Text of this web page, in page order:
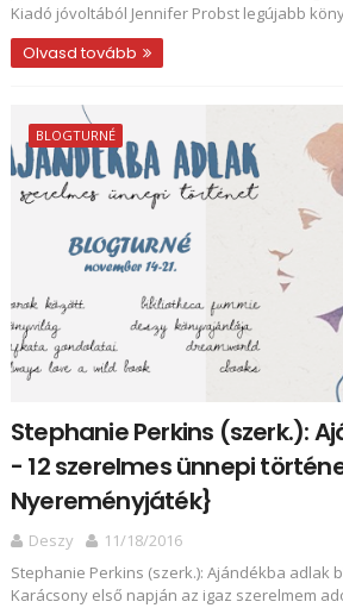
Kiadó jóvoltából Jennifer Probst legújabb
Olvasd tovább
BLOGTURNÉ
Stephanie Perkins (szerk.):
- 12 szerelmes ünnepi
Nyereményjáték}
Deszy
11/18/2016
Stephanie Perkins (szerk.): Ajándékba adlak
Karácsony első napján az igaz szerelmem